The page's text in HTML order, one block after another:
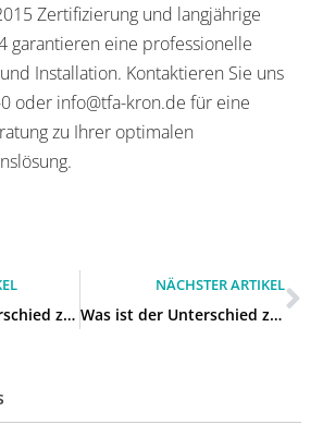
Zertifizierung und langjährige
garantieren eine professionelle
Installation. Kontaktieren Sie uns
oder info@tfa-kron.de für eine
zu Ihrer optimalen
Was ist der Unterschied zwischen IP-Telefonanlage und herkömmlicher Anlage für Unternehmen in Langenfeld (Rheinland)?
NÄCHSTER ARTIKEL
Was ist der Unterschied zwischen IP-Telefonanlage und herkömmlicher Anlage für Unternehmen in Leichlingen (Rheinland)?